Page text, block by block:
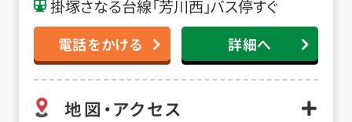
掛塚さなる台線「芳川西」バス停すぐ
電話をかける 詳細へ
地図・アクセス